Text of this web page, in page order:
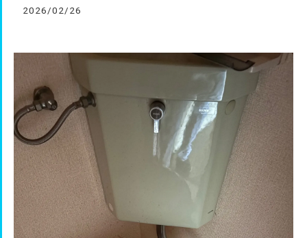
2026/02/26